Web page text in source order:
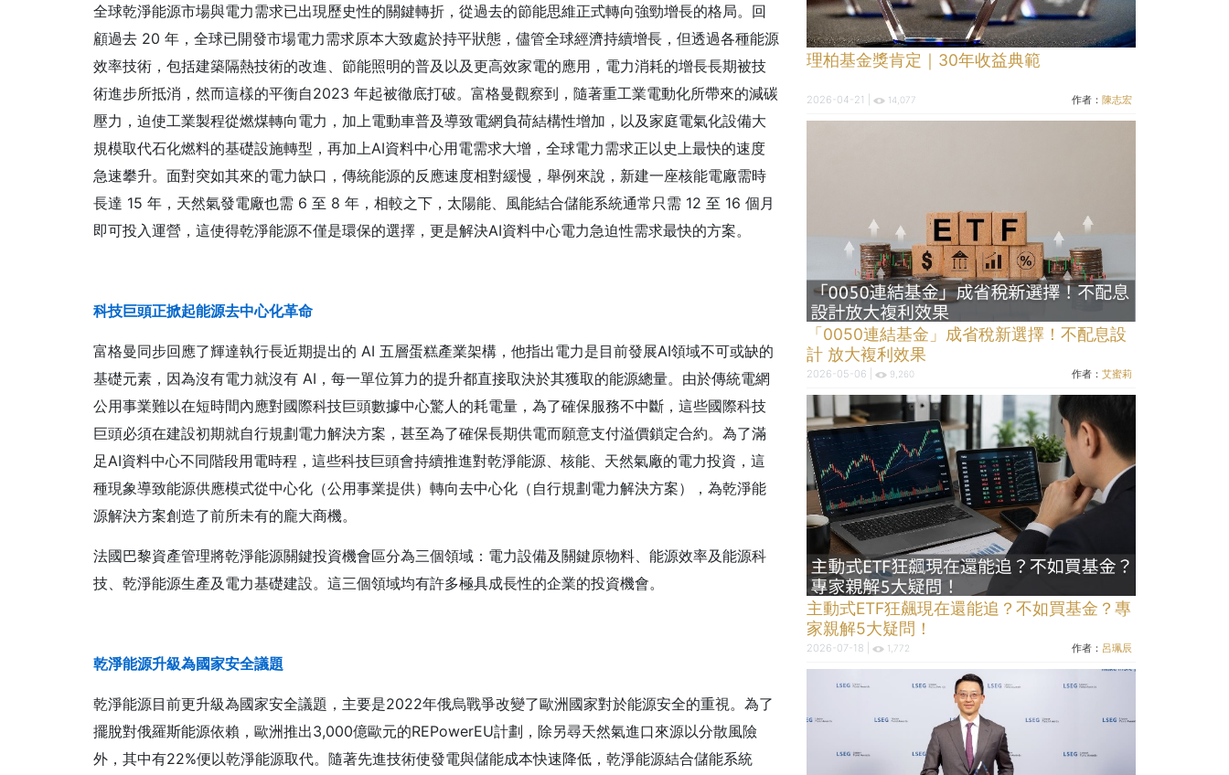
全球乾淨能源市場與電力需求已出現歷史性的關鍵轉折，從過去的節能思維正式轉向強勁增長的格局。回
顧過去 20 年，全球已開發市場電力需求原本大致處於持平狀態，儘管全球經濟持續增長，但透過各種能源
效率技術，包括建築隔熱技術的改進、節能照明的普及以及更高效家電的應用，電力消耗的增長長期被技
術進步所抵消，然而這樣的平衡自2023 年起被徹底打破。富格曼觀察到，隨著重工業電動化所帶來的減碳
壓力，迫使工業製程從燃煤轉向電力，加上電動車普及導致電網負荷結構性增加，以及家庭電氣化設備大
規模取代石化燃料的基礎設施轉型，再加上AI資料中心用電需求大增，全球電力需求正以史上最快的速度
急速攀升。面對突如其來的電力缺口，傳統能源的反應速度相對緩慢，舉例來說，新建一座核能電廠需時
長達 15 年，天然氣發電廠也需 6 至 8 年，相較之下，太陽能、風能結合儲能系統通常只需 12 至 16 個月
即可投入運營，這使得乾淨能源不僅是環保的選擇，更是解決AI資料中心電力急迫性需求最快的方案。
科技巨頭正掀起能源去中心化革命
富格曼同步回應了輝達執行長近期提出的 AI 五層蛋糕產業架構，他指出電力是目前發展AI領域不可或缺的
基礎元素，因為沒有電力就沒有 AI，每一單位算力的提升都直接取決於其獲取的能源總量。由於傳統電網
公用事業難以在短時間內應對國際科技巨頭數據中心驚人的耗電量，為了確保服務不中斷，這些國際科技
巨頭必須在建設初期就自行規劃電力解決方案，甚至為了確保長期供電而願意支付溢價鎖定合約。為了滿
足AI資料中心不同階段用電時程，這些科技巨頭會持續推進對乾淨能源、核能、天然氣廠的電力投資，這
種現象導致能源供應模式從中心化（公用事業提供）轉向去中心化（自行規劃電力解決方案），為乾淨能
源解決方案創造了前所未有的龐大商機。
法國巴黎資產管理將乾淨能源關鍵投資機會區分為三個領域：電力設備及關鍵原物料、能源效率及能源科
技、乾淨能源生產及電力基礎建設。這三個領域均有許多極具成長性的企業的投資機會。
乾淨能源升級為國家安全議題
乾淨能源目前更升級為國家安全議題，主要是2022年俄烏戰爭改變了歐洲國家對於能源安全的重視。為了
擺脫對俄羅斯能源依賴，歐洲推出3,000億歐元的REPowerEU計劃，除另尋天然氣進口來源以分散風險
外，其中有22%便以乾淨能源取代。隨著先進技術使發電與儲能成本快速降低，乾淨能源結合儲能系統
理柏基金獎肯定｜30年收益典範
2026-04-21 | 14,077 作者：陳志宏
「0050連結基金」成省稅新選擇！不配息設
計 放大複利效果
2026-05-06 | 9,260 作者：艾蜜莉
主動式ETF狂飆現在還能追？不如買基金？專
家親解5大疑問！
2026-07-18 | 1,772 作者： 呂珮辰